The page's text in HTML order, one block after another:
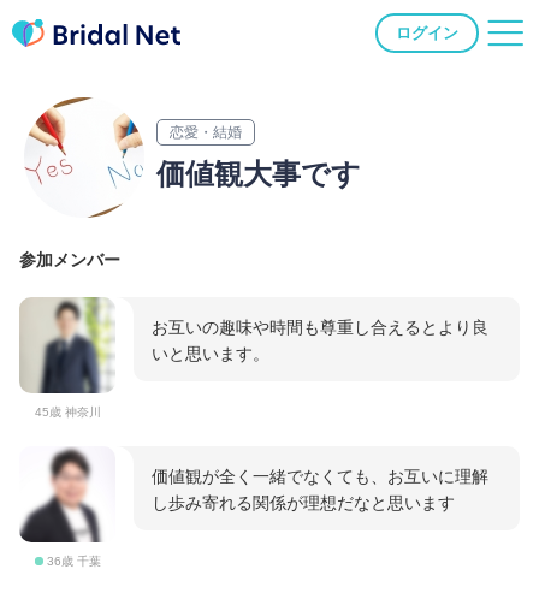
ログイン
恋愛・結婚
価値観大事です
参加メンバー
45歳 神奈川
お互いの趣味や時間も尊重し合えるとより良
いと思います。
36歳 千葉
価値観が全く一緒でなくても、お互いに理解
し歩み寄れる関係が理想だなと思います